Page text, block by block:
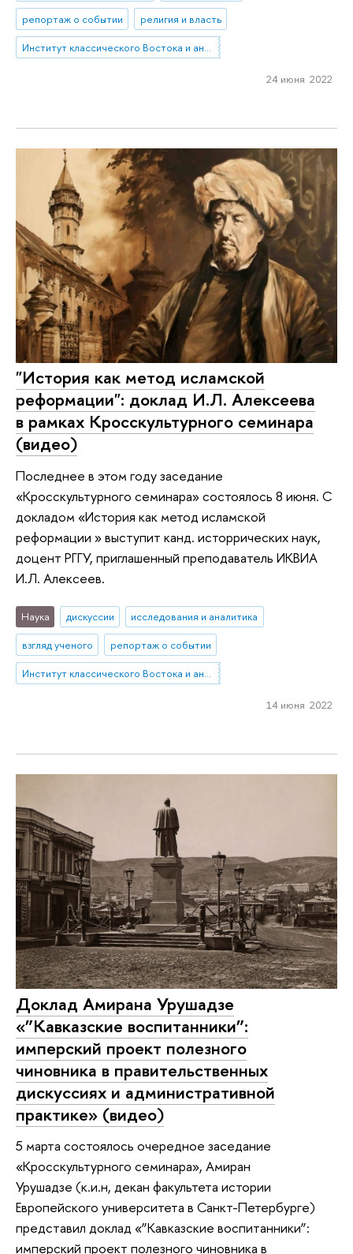
репортаж о событии
религия и власть
Институт классического Востока и античности
24 июня 2022
"История как метод исламской
реформации": доклад И.Л. Алексеева
в рамках Кросскультурного семинара
(видео)
Последнее в этом году заседание
«Кросскультурного семинара» состоялось 8 июня. С
докладом «История как метод исламской
реформации » выступит канд. исторрических наук,
доцент РГГУ, приглашенный преподаватель ИКВИА
И.Л. Алексеев.
Наука дискуссии
исследования и аналитика
взгляд ученого
репортаж о событии
Институт классического Востока и античности
14 июня 2022
Доклад Амирана Урушадзе
«”Кавказские воспитанники”:
имперский проект полезного
чиновника в правительственных
дискуссиях и административной
практике» (видео)
5 марта состоялось очередное заседание
«Кросскультурного семинара», Амиран
Урушадзе (к.и.н, декан факультета истории
Европейского университета в Санкт-Петербурге)
представил доклад «”Кавказские воспитанники”:
имперский проект полезного чиновника в